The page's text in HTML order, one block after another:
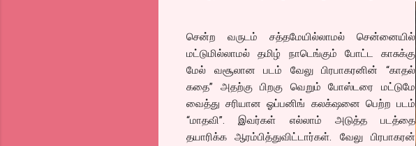
சென்ற வருடம் சத்தமேயில்லாமல் சென்னையில்
மட்டுமில்லாமல் தமிழ் நாடெங்கும் போட்ட காசுக்கு
மேல் வசூலான படம் வேலு பிரபாகரனின் “காதல்
கதை” அதற்கு பிறகு வெறும் போஸ்டரை மட்டுமே
வைத்து சரியான ஓப்பனிங் கலக்‌ஷனை பெற்ற படம்
“மாதவி”. இவர்கள் எல்லாம் அடுத்த படத்தை
தயாரிக்க ஆரம்பித்துவிட்டார்கள். வேலு பிரபாகரன்